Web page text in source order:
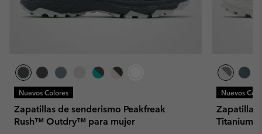
Nuevos Colores
Zapatillas de senderismo Peakfreak
Rush™ Outdry™ para mujer
Nuevos
Zapatillas